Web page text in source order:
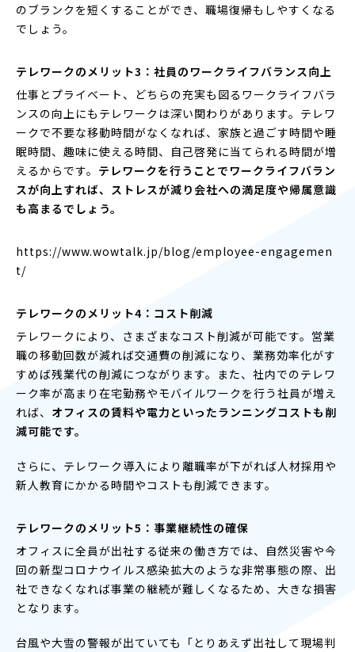
のブランクを短くすることができ、職場復帰もしやすくなる
でしょう。
テレワークのメリット3：社員のワークライフバランス向上
仕事とプライベート、どちらの充実も図るワークライフバラ
ンスの向上にもテレワークは深い関わりがあります。テレワ
ークで不要な移動時間がなくなれば、家族と過ごす時間や睡
眠時間、趣味に使える時間、自己啓発に当てられる時間が増
えるからです。 テレワークを行うことでワークライフバラン
スが向上すれば、ストレスが減り会社への満足度や帰属意識
も高まるでしょう。
https://www.wowtalk.jp/blog/employee-engagemen
t/
テレワークのメリット4：コスト削減
テレワークにより、さまざまなコスト削減が可能です。営業
職の移動回数が減れば交通費の削減になり、業務効率化がす
すめば残業代の削減につながります。また、社内でのテレワ
ーク率が高まり在宅勤務やモバイルワークを行う社員が増え
れば、 オフィスの賃料や電力といったランニングコストも削
減可能です。
さらに、テレワーク導入により離職率が下がれば人材採用や
新人教育にかかる時間やコストも削減できます。
テレワークのメリット5：事業継続性の確保
オフィスに全員が出社する従来の働き方では、自然災害や今
回の新型コロナウイルス感染拡大のような非常事態の際、出
社できなくなれば事業の継続が難しくなるため、大きな損害
となります。
台風や大雪の警報が出ていても「とりあえず出社して現場判